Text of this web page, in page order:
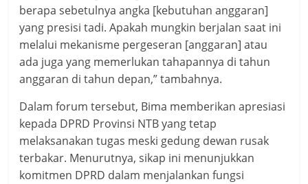
berapa sebetulnya angka [kebutuhan anggaran]
yang presisi tadi. Apakah mungkin berjalan saat ini
melalui mekanisme pergeseran [anggaran] atau
ada juga yang memerlukan tahapannya di tahun
anggaran di tahun depan,” tambahnya.
Dalam forum tersebut, Bima memberikan apresiasi
kepada DPRD Provinsi NTB yang tetap
melaksanakan tugas meski gedung dewan rusak
terbakar. Menurutnya, sikap ini menunjukkan
komitmen DPRD dalam menjalankan fungsi